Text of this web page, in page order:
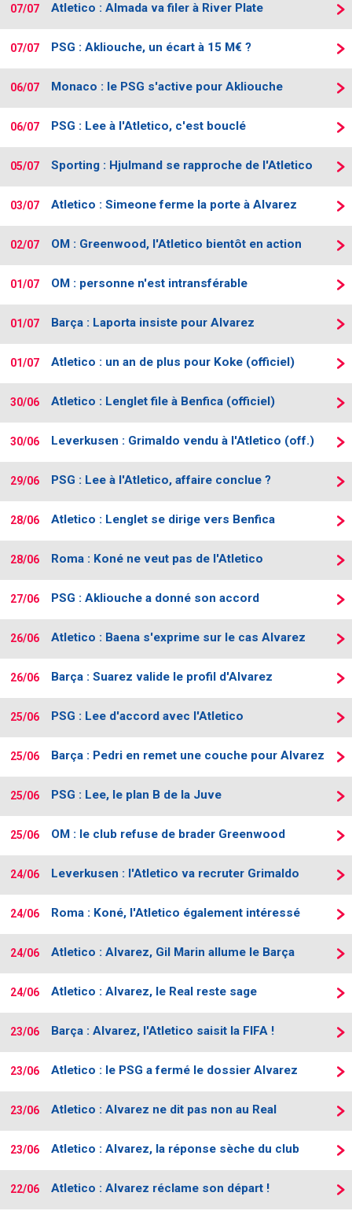
07/07 Atletico : Almada va filer à River Plate
07/07 PSG : Akliouche, un écart à 15 M€ ?
06/07 Monaco : le PSG s'active pour Akliouche
06/07 PSG : Lee à l'Atletico, c'est bouclé
05/07 Sporting : Hjulmand se rapproche de l'Atletico
03/07 Atletico : Simeone ferme la porte à Alvarez
02/07 OM : Greenwood, l'Atletico bientôt en action
01/07 OM : personne n'est intransférable
01/07 Barça : Laporta insiste pour Alvarez
01/07 Atletico : un an de plus pour Koke (officiel)
30/06 Atletico : Lenglet file à Benfica (officiel)
30/06 Leverkusen : Grimaldo vendu à l'Atletico (off.)
29/06 PSG : Lee à l'Atletico, affaire conclue ?
28/06 Atletico : Lenglet se dirige vers Benfica
28/06 Roma : Koné ne veut pas de l'Atletico
27/06 PSG : Akliouche a donné son accord
26/06 Atletico : Baena s'exprime sur le cas Alvarez
26/06 Barça : Suarez valide le profil d'Alvarez
25/06 PSG : Lee d'accord avec l'Atletico
25/06 Barça : Pedri en remet une couche pour Alvarez
25/06 PSG : Lee, le plan B de la Juve
25/06 OM : le club refuse de brader Greenwood
24/06 Leverkusen : l'Atletico va recruter Grimaldo
24/06 Roma : Koné, l'Atletico également intéressé
24/06 Atletico : Alvarez, Gil Marin allume le Barça
24/06 Atletico : Alvarez, le Real reste sage
23/06 Barça : Alvarez, l'Atletico saisit la FIFA !
23/06 Atletico : le PSG a fermé le dossier Alvarez
23/06 Atletico : Alvarez ne dit pas non au Real
23/06 Atletico : Alvarez, la réponse sèche du club
22/06 Atletico : Alvarez réclame son départ !